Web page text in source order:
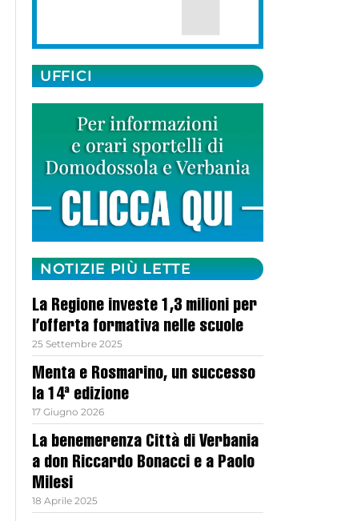
UFFICI
NOTIZIE PIÙ LETTE
La Regione investe 1,3 milioni per
l’offerta formativa nelle scuole
25 Settembre 2025
Menta e Rosmarino, un successo
la 14ª edizione
17 Giugno 2026
La benemerenza Città di Verbania
a don Riccardo Bonacci e a Paolo
Milesi
18 Aprile 2025